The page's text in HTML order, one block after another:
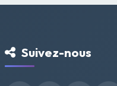
Suivez-nous